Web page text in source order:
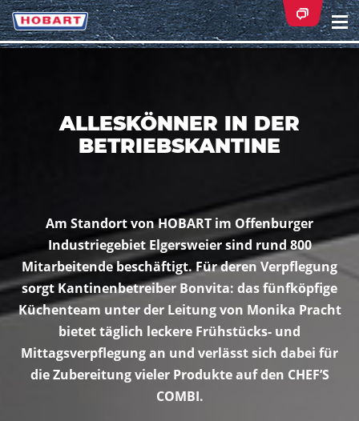
ALLESKÖNNER IN DER
BETRIEBSKANTINE
Am Standort von HOBART im Offenburger
Industriegebiet Elgersweier sind rund 800
Mitarbeitende beschäftigt. Für deren Verpflegung
sorgt Kantinenbetreiber Bonvita: das fünfköpfige
Küchenteam unter der Leitung von Monika Pracht
bietet täglich leckere Frühstücks- und
Mittagsverpflegung an und verlässt sich dabei für
die Zubereitung vieler Produkte auf den CHEF’S
COMBI.